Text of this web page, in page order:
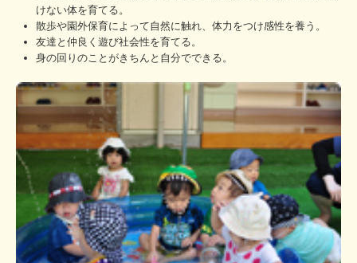
職員紹介
情報開示
決算報告
苦情処理体制
規程
お問合せ
個人情報保護方針
けない体を育てる。
散歩や園外保育によって自然に触れ、体力をつけ感性を養う。
友達と仲良く遊び社会性を育てる。
身の回りのことがきちんと自分でできる。